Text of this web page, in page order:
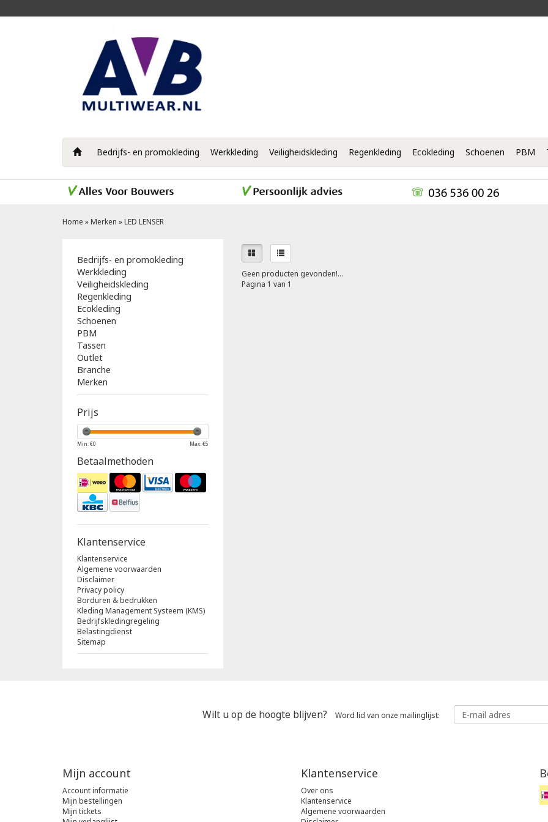
Bedrijfs- en promokleding Werkkleding Veiligheidskleding Regenkleding Ecokleding Schoenen PBM
Home »Merken »LED LENSER
Bedrijfs- en promokleding
Werkkleding
Veiligheidskleding
Regenkleding
Ecokleding
Schoenen
PBM
Tassen
Outlet
Branche
Merken
Prijs
Min: €0 Max: €5
Betaalmethoden
Klantenservice
Klantenservice
Algemene voorwaarden
Disclaimer
Privacy policy
Borduren & bedrukken
Kleding Management Systeem (KMS)
Bedrijfskledingregeling
Belastingdienst
Sitemap
Geen producten gevonden!...
Pagina 1 van 1
Wilt u op de hoogte blijven? Word lid van onze mailinglijst:
Mijn account
Account informatie
Mijn bestellingen
Mijn tickets
Klantenservice
Over ons
Klantenservice
Algemene voorwaarden